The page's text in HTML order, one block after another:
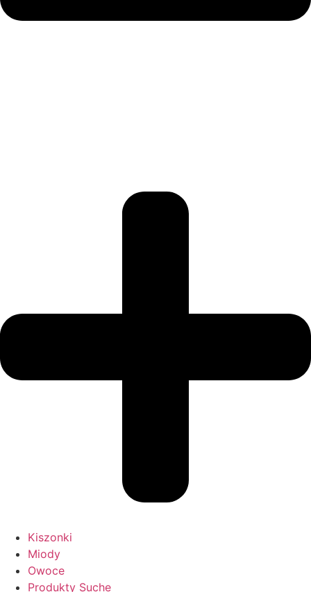
Kiszonki
Miody
Owoce
Produkty Suche